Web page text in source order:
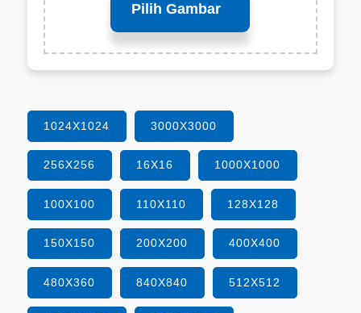
Pilih Gambar
1024X1024 3000X3000
256X256 16X16 1000X1000
100X100 110X110 128X128
150X150 200X200 400X400
480X360 840X840 512X512